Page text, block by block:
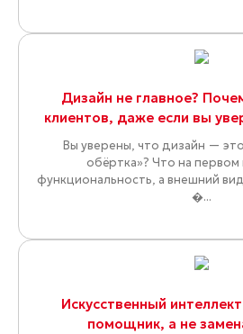
Дизайн не главное?
клиентов, даже если вы
Вы уверены, что дизайн —
обёртка»? Что на первом
функциональность, а внешний
�...
Искусственный
помощник, а не